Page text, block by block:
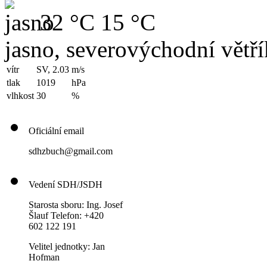
32 °C 15 °C
jasno, severovýchodní
vítr SV, 2.03 m/s
tlak
1019
hPa
vlhkost 30 %
Oficiální email
sdhzbuch@gmail.com
Vedení SDH/JSDH
Starosta sboru: Ing. Josef
Šlauf Telefon: +420
602 122 191
Velitel jednotky: Jan
Hofman